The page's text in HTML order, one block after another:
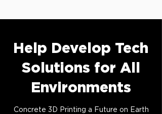
Help Develop Tech
Solutions for All
Environments
Concrete 3D Printing a Future on Earth